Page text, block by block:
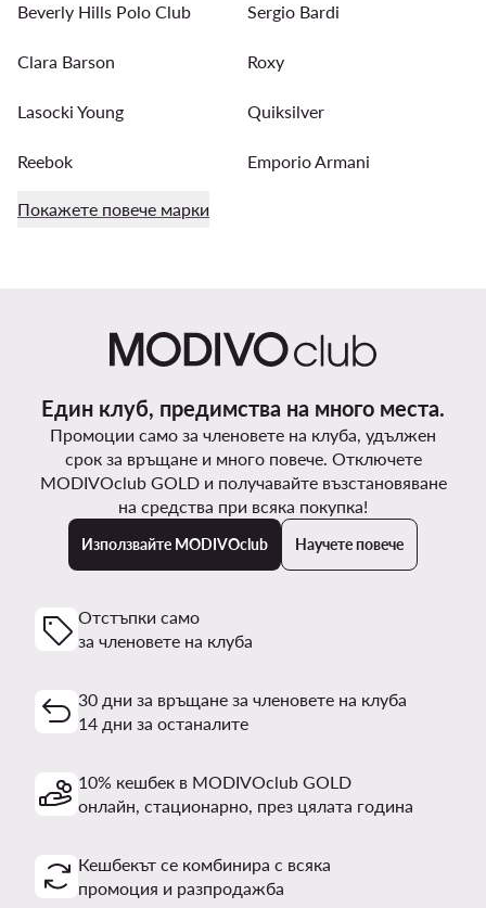
Beverly Hills Polo Club Sergio Bardi
Clara Barson Roxy
Lasocki Young Quiksilver
Reebok Emporio Armani
Покажете повече марки
Един клуб, предимства на много места.
Промоции само за членовете на клуба, удължен
срок за връщане и много повече. Отключете
MODIVOclub GOLD и получавайте възстановяване
на средства при всяка покупка!
Използвайте MODIVOclub Научете повече
Отстъпки само
за членовете на клуба
30 дни за връщане за членовете на клуба
14 дни за останалите
10% кешбек в MODIVOclub GOLD
онлайн, стационарно, през цялата година
Кешбекът се комбинира с всяка
промоция и разпродажба